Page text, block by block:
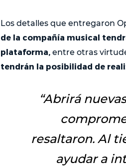
Los detalles que entregaron
de la compañía musical
plataforma, entre otras
tendrán la posibilidad de
“Abrirá
resaltaron. Al
ayudar a